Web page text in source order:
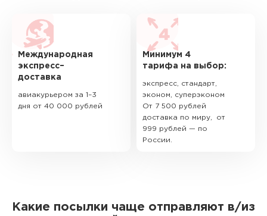
Международная
экспресс–
доставка
авиакурьером за 1–3
дня от 40 000 рублей
Минимум 4
тарифа на выбор:
экспресс, стандарт,
эконом, суперэконом
От 7 500 рублей
доставка по миру, от
999 рублей — по
России.
Какие посылки чаще отправляют в/из